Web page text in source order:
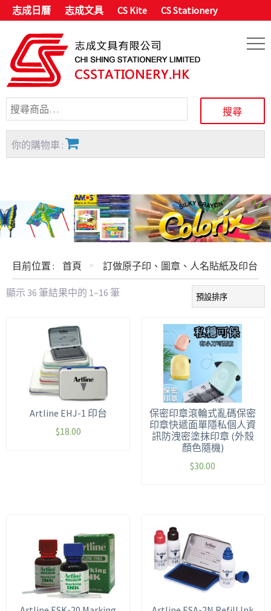
志成日曆 志成文具 CS Kite CS Stationery
你的購物車 :
目前位置 : 首頁 訂做原子印、圖章、人名貼紙及印台
顯示 36 筆結果中的 1–16 筆
Artline EHJ-1 印台
$18.00
保密印章滾輪式亂碼保密
印章快遞面單隱私個人資
訊防洩密塗抹印章 (外殼
顏色隨機)
$30.00